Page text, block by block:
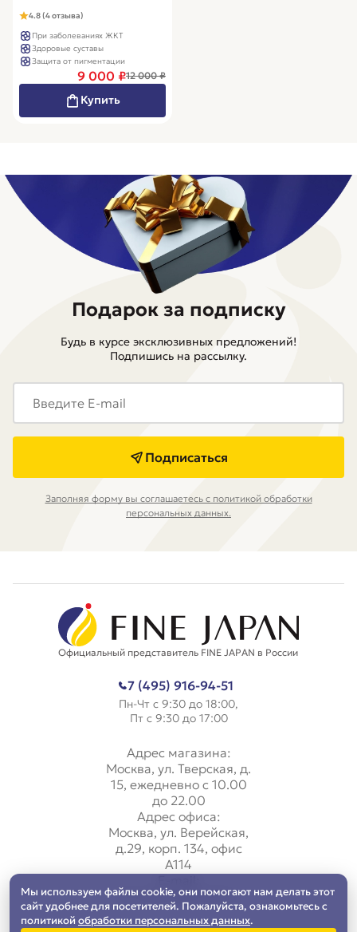
4.8 (4 отзыва)
При заболеваниях ЖКТ
Здоровые суставы
Защита от пигментации
12 000 ₽
9 000 ₽
Купить
Подарок за подписку
Будь в курсе эксклюзивных предложений!
Подпишись на рассылку.
Подписаться
Заполняя форму вы соглашаетесь с политикой обработки
персональных данных.
Официальный представитель FINE JAPAN в России
7 (495) 916-94-51
Пн-Чт с 9:30 до 18:00,
Пт с 9:30 до 17:00
Адрес магазина:
Москва, ул. Тверская, д.
15, ежедневно с 10.00
до 22.00
Адрес офиса:
Москва, ул. Верейская,
д.29, корп. 134, офис
А114
tt-moscow@mail.ru
Мы используем файлы cookie, они помогают нам делать этот
сайт удобнее для посетителей. Пожалуйста, ознакомьтесь с
политикой обработки персональных данных.